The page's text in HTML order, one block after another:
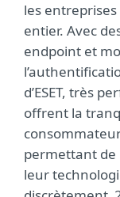
les
entier. Avec
endpoint et
d’ESET, très
offrent la
permettant de
leur